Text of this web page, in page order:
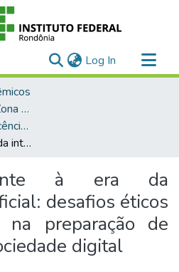
Log In (current)
Campus Porto Velho Zona Norte
Especialização em Docência para a Educação Profissional e Tecnológica
Docência frente à era da inteligência artificial: desafios éticos e pedagógicos na preparação de jovens para a sociedade digital
à era da
desafios éticos
na preparação de
digital